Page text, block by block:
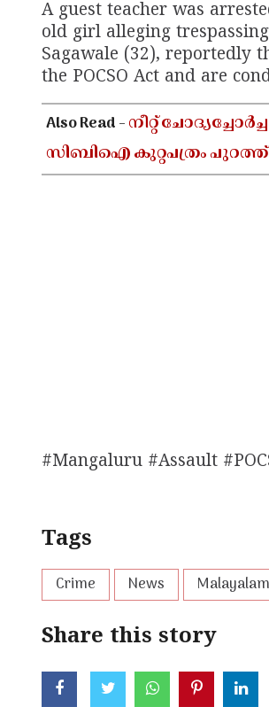
A guest teacher was
old girl alleging
Sagawale (32), reportedly
the POCSO Act and are
Also Read -നീറ്റ്
സിബിഐ കുറ്റപത്രം പുറത്ത്
#Mangaluru #Assault
Tags
Crime News
Share this story